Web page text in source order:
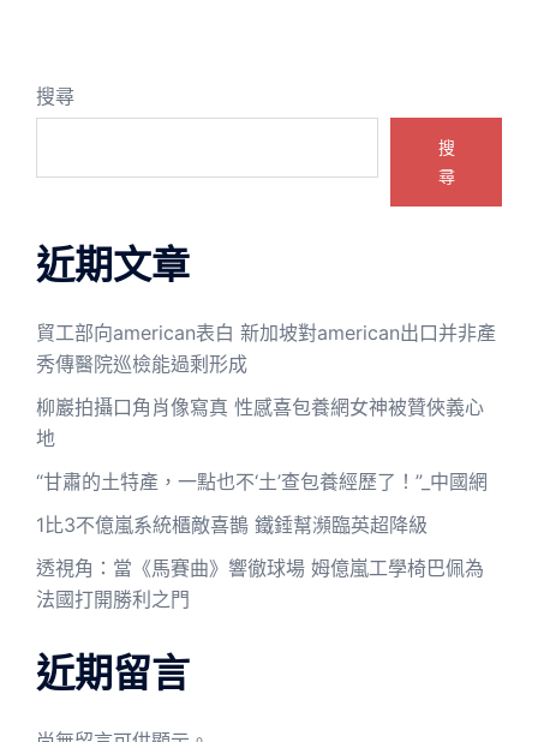
搜尋
搜
尋
近期文章
貿工部向american表白 新加坡對american出口并非產
秀傳醫院巡檢能過剩形成
柳巖拍攝口角肖像寫真 性感喜包養網女神被贊俠義心
地
“甘肅的土特產，一點也不‘土’查包養經歷了！”_中國網
1比3不億嵐系統櫃敵喜鵲 鐵錘幫瀕臨英超降級
透視角：當《馬賽曲》響徹球場 姆億嵐工學椅巴佩為
法國打開勝利之門
近期留言